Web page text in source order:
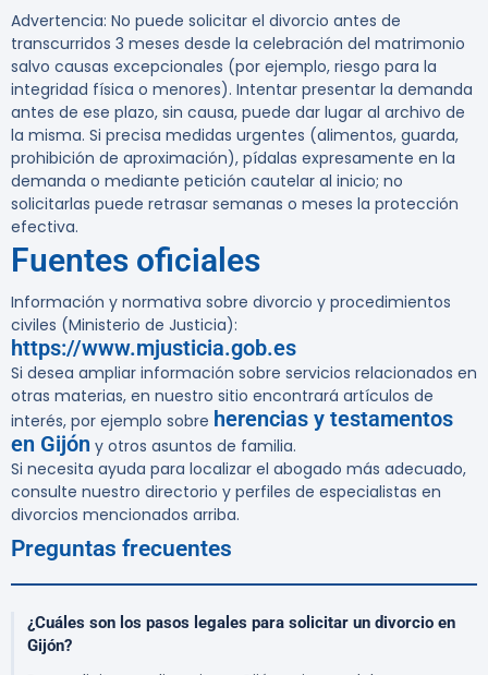
Advertencia: No puede solicitar el divorcio antes de
transcurridos 3 meses desde la celebración del matrimonio
salvo causas excepcionales (por ejemplo, riesgo para la
integridad física o menores). Intentar presentar la demanda
antes de ese plazo, sin causa, puede dar lugar al archivo de
la misma. Si precisa medidas urgentes (alimentos, guarda,
prohibición de aproximación), pídalas expresamente en la
demanda o mediante petición cautelar al inicio; no
solicitarlas puede retrasar semanas o meses la protección
efectiva.
Fuentes oficiales
Información y normativa sobre divorcio y procedimientos
civiles (Ministerio de Justicia):
https://www.mjusticia.gob.es
Si desea ampliar información sobre servicios relacionados en
otras materias, en nuestro sitio encontrará artículos de
interés, por ejemplo sobre herencias y testamentos
en Gijón y otros asuntos de familia.
Si necesita ayuda para localizar el abogado más adecuado,
consulte nuestro directorio y perfiles de especialistas en
divorcios mencionados arriba.
Preguntas frecuentes
¿Cuáles son los pasos legales para solicitar un divorcio en
Gijón?